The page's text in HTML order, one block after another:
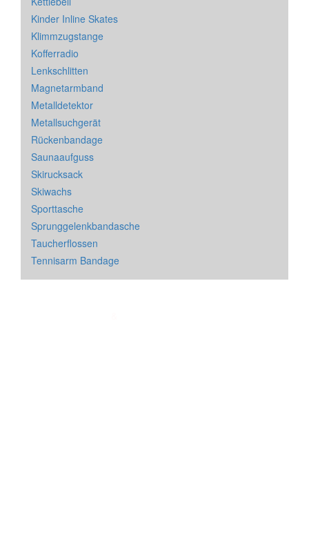
Kinder Inline Skates
Klimmzugstange
Kofferradio
Lenkschlitten
Magnetarmband
Metalldetektor
Metallsuchgerät
Rückenbandage
Saunaaufguss
Skirucksack
Skiwachs
Sporttasche
Sprunggelenkbandasche
Taucherflossen
Tennisarm Bandage